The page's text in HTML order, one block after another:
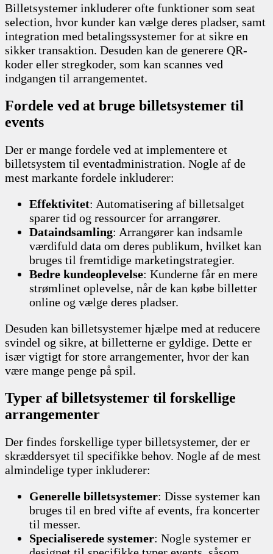
Billetsystemer inkluderer ofte funktioner som seat
selection, hvor kunder kan vælge deres pladser, samt
integration med betalingssystemer for at sikre en
sikker transaktion. Desuden kan de generere QR-
koder eller stregkoder, som kan scannes ved
indgangen til arrangementet.
Fordele ved at bruge billetsystemer til
events
Der er mange fordele ved at implementere et
billetsystem til eventadministration. Nogle af de
mest markante fordele inkluderer:
Effektivitet: Automatisering af billetsalget
sparer tid og ressourcer for arrangører.
Dataindsamling: Arrangører kan indsamle
værdifuld data om deres publikum, hvilket kan
bruges til fremtidige marketingstrategier.
Bedre kundeoplevelse: Kunderne får en mere
strømlinet oplevelse, når de kan købe billetter
online og vælge deres pladser.
Desuden kan billetsystemer hjælpe med at reducere
svindel og sikre, at billetterne er gyldige. Dette er
især vigtigt for store arrangementer, hvor der kan
være mange penge på spil.
Typer af billetsystemer til forskellige
arrangementer
Der findes forskellige typer billetsystemer, der er
skræddersyet til specifikke behov. Nogle af de mest
almindelige typer inkluderer:
Generelle billetsystemer: Disse systemer kan
bruges til en bred vifte af events, fra koncerter
til messer.
Specialiserede systemer: Nogle systemer er